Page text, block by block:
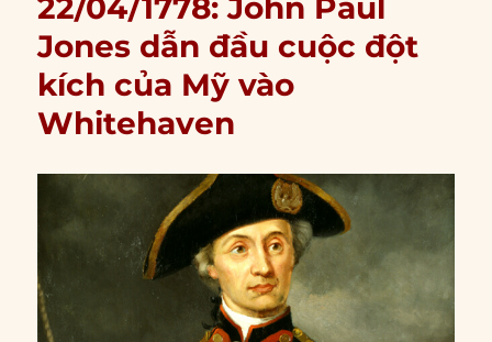
22/04/1778: John Paul
Jones dẫn đầu cuộc đột
kích của Mỹ vào
Whitehaven